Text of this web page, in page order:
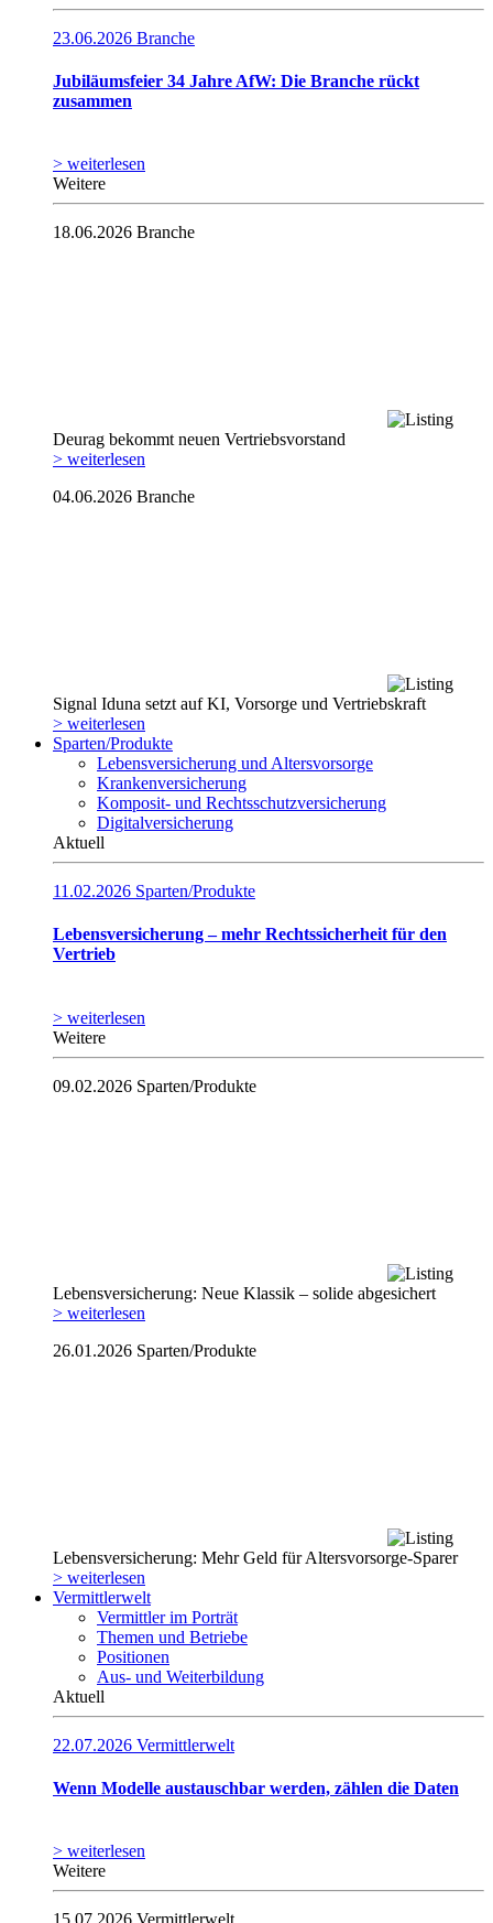
23.06.2026 Branche
Jubiläumsfeier 34 Jahre AfW: Die Branche rückt
zusammen
> weiterlesen
Weitere
18.06.2026 Branche
Deurag bekommt neuen Vertriebsvorstand
> weiterlesen
04.06.2026 Branche
Signal Iduna setzt auf KI, Vorsorge und Vertriebskraft
> weiterlesen
Sparten/Produkte
Lebensversicherung und Altersvorsorge
Krankenversicherung
Komposit- und Rechtsschutzversicherung
Digitalversicherung
Aktuell
11.02.2026 Sparten/Produkte
Lebensversicherung – mehr Rechtssicherheit für den
Vertrieb
> weiterlesen
Weitere
09.02.2026 Sparten/Produkte
Lebensversicherung: Neue Klassik – solide abgesichert
> weiterlesen
26.01.2026 Sparten/Produkte
Lebensversicherung: Mehr Geld für Altersvorsorge-Sparer
> weiterlesen
Vermittlerwelt
Vermittler im Porträt
Themen und Betriebe
Positionen
Aus- und Weiterbildung
Aktuell
22.07.2026 Vermittlerwelt
Wenn Modelle austauschbar werden, zählen die Daten
> weiterlesen
Weitere